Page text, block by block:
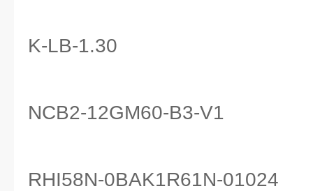
K-LB-1.30
NCB2-12GM60-B3-V1
RHI58N-0BAK1R61N-01024